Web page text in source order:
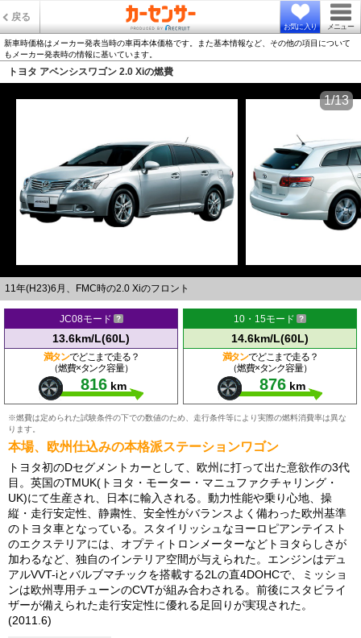
戻る
お気に入り メニュー
新車時価格はメーカー発表当時の車両本体価格です。また基本情報など、その他の項目について
もメーカー発表時の情報に基いています。
トヨタ アベンシスワゴン 2.0 Xiの燃費
11年(H23)6月、FMC時の2.0 Xiのフロント
1/13
JC08モード
13.6km/L(60L)
満タンでどこまで走る？
（燃費×タンク容量）
816 km
10・15モード
14.6km/L(60L)
満タンでどこまで走る？
（燃費×タンク容量）
876 km
※燃費は定められた試験条件の下での数値のため、走行条件等により実際の燃料消費率は異な
ります。
本場、欧州仕込みの本格派ステーションワゴン
トヨタ初のDセグメントカーとして、欧州に打って出た意欲作の3代
目。英国のTMUK(トヨタ・モーター・マニュファクチャリング・
UK)にて生産され、日本に輸入される。動力性能や乗り心地、操
縦・走行安定性、静粛性、安全性がバランスよく備わった欧州基準
のトヨタ車となっている。スタイリッシュなヨーロピアンテイスト
のエクステリアには、オプティトロンメーターなどトヨタらしさが
加わるなど、独自のインテリア空間が与えられた。エンジンはデュ
アルVVT-iとバルブマチックを搭載する2Lの直4DOHCで、ミッショ
ンは欧州専用チューンのCVTが組み合わされる。前後にスタビライ
ザーが備えられた走行安定性に優れる足回りが実現された。
(2011.6)